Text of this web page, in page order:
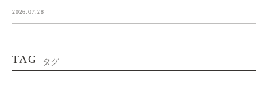
2026.07.28
TAG タグ